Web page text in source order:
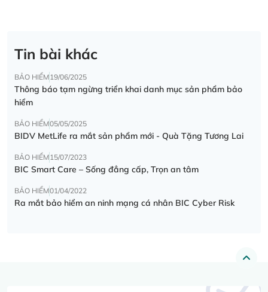
Tin bài khác
BẢO HIỂM19/06/2025
Thông báo tạm ngừng triển khai danh mục sản phẩm bảo
hiểm
BẢO HIỂM05/05/2025
BIDV MetLife ra mắt sản phẩm mới - Quà Tặng Tương Lai
BẢO HIỂM15/07/2023
BIC Smart Care – Sống đẳng cấp, Trọn an tâm
BẢO HIỂM01/04/2022
Ra mắt bảo hiểm an ninh mạng cá nhân BIC Cyber Risk